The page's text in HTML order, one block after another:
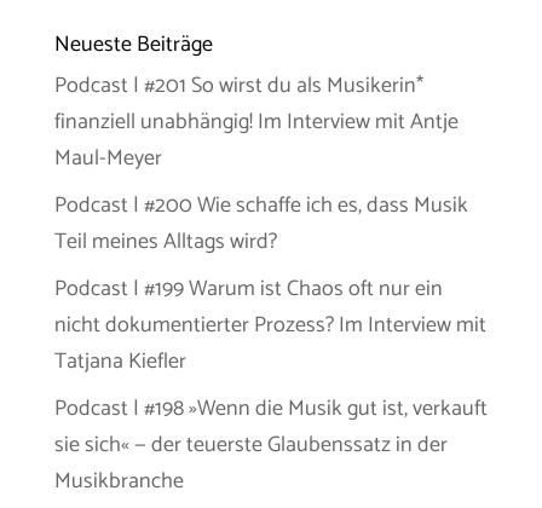
Neueste Beiträge
Podcast | #201 So wirst du als Musikerin*
finanziell unabhängig! Im Interview mit Antje
Maul-Meyer
Podcast | #200 Wie schaffe ich es, dass Musik
Teil meines Alltags wird?
Podcast | #199 Warum ist Chaos oft nur ein
nicht dokumentierter Prozess? Im Interview mit
Tatjana Kiefler
Podcast | #198 »Wenn die Musik gut ist, verkauft
sie sich« — der teuerste Glaubenssatz in der
Musikbranche